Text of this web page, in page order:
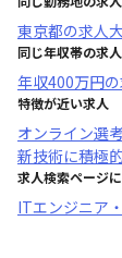
東京都の求人
同じ年収帯の求人
年収400万円
特徴が近い求人
オンライン選
新技術に積極
求人検索ページ
ITエンジニア